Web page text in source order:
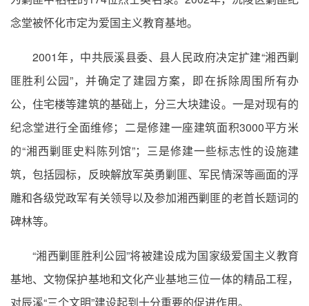
念堂被怀化市定为爱国主义教育基地。
2001年，中共辰溪县委、县人民政府决定扩建“湘西剿
匪胜利公园”，并确定了建园方案，即在拆除周围所有办
公，住宅楼等建筑的基础上，分三大块建设。一是对现有的
纪念堂进行全面维修；二是修建一座建筑面积3000平方米
的“湘西剿匪史料陈列馆”；三是修建一些标志性的设施建
筑，包括园标，反映解放军英勇剿匪、军民情深等画面的浮
雕和各级党政军有关领导以及参加湘西剿匪的老首长题词的
碑林等。
“湘西剿匪胜利公园”将被建设成为国家级爱国主义教育
基地、文物保护基地和文化产业基地三位一体的精品工程，
对辰溪“三个文明”建设起到十分重要的促进作用。